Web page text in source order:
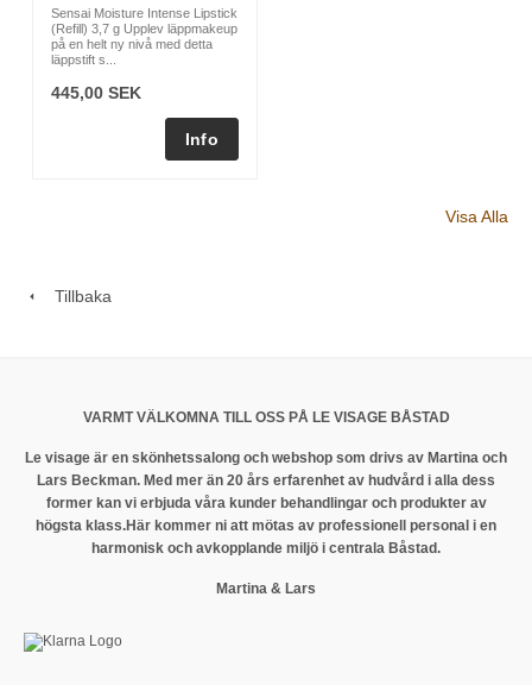
Sensai Moisture Intense Lipstick
(Refill) 3,7 g Upplev läppmakeup
på en helt ny nivå med detta
läppstift s...
445,00 SEK
Visa Alla
Tillbaka
VARMT VÄLKOMNA TILL OSS PÅ LE VISAGE BÅSTAD
Le visage är en skönhetssalong och webshop som drivs av Martina och
Lars Beckman. Med mer än 20 års erfarenhet av hudvård i alla dess
former kan vi erbjuda våra kunder behandlingar och produkter av
högsta klass.Här kommer ni att mötas av professionell personal i en
harmonisk och avkopplande miljö i centrala Båstad.
Martina & Lars